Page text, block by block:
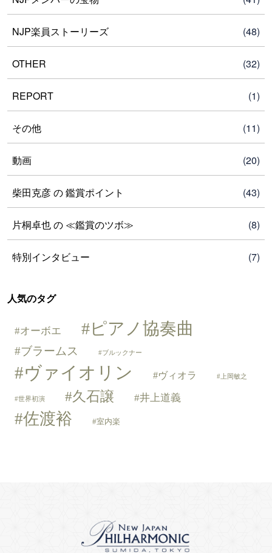
NJP楽員ストーリーズ (48)
OTHER (32)
REPORT (1)
その他 (11)
動画 (20)
柴田克彦 の 鑑賞ポイント (43)
片桐卓也 の ≪鑑賞のツボ≫ (8)
特別インタビュー (7)
人気のタグ
オーボエ ピアノ協奏曲
ブラームス ブルックナー
ヴァイオリン ヴィオラ 上岡敏之
世界初演 久石譲 井上道義
佐渡裕 室内楽